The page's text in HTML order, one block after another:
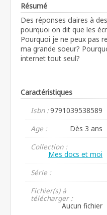
Résumé
Des réponses claires à
pourquoi on dit que les
Pourquoi je ne peux pas
ma grande soeur?
internet tout seul?
Caractéristiques
Isbn :9791039538589
Age :
Dès 3 ans
Collection :
Mes docs et moi
Série :
Fichier(s) à
télécharger :
Aucun fichier